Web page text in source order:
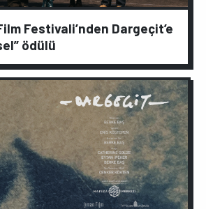
Festivali’nden Dargeçit’e
ödülü